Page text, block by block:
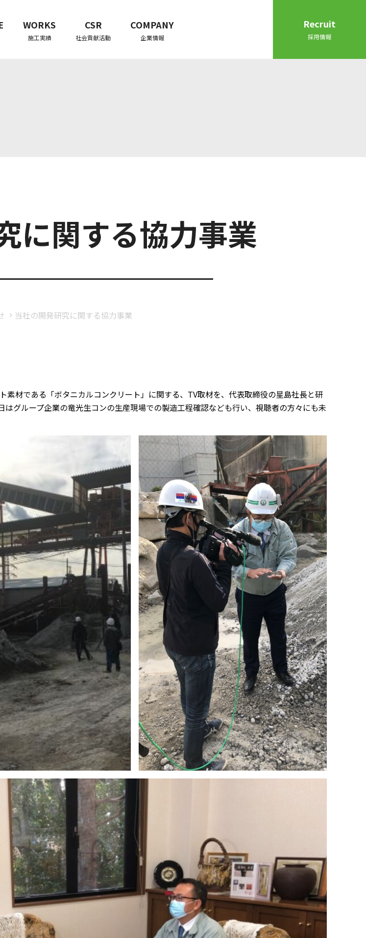
WORKS
施工実績
CSR
社会貢献活動
COMPANY
企業情報
Recruit
採用情報
に関する協力事業
当社の開発研究に関する協力事業
材である「ボタニカルコンクリート」に関する、TV取材を、代表取締役の星島社長と研
グループ企業の竜光生コンの生産現場での製造工程確認なども行い、視聴者の方々にも未